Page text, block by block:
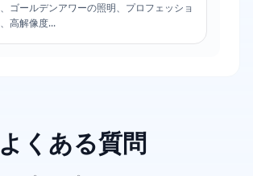
ゴールデンアワーの照明、プロフェッショ
高解像度...
よくある質問